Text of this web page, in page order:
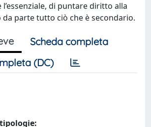
di puntare diritto alla
da parte tutto ciò che è secondario.
Scheda completa
(DC)